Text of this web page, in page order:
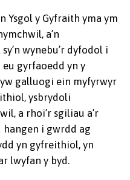
Ysgol y Gyfraith yma ym
a’n
wynebu’r dyfodol i
gyrfaoedd yn y
galluogi ein myfyrwyr
ysbrydoli
a rhoi’r sgiliau a’r
hangen i gwrdd ag
yn gyfreithiol, yn
lwyfan y byd.